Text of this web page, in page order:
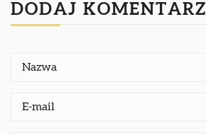
DODAJ KOMENTARZ